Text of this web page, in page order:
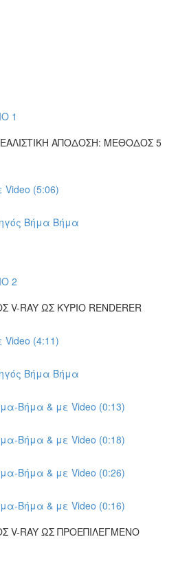
1
ΑΠΟΔΟΣΗ: ΜΕΘΟΔΟΣ 5
(5:06)
Βήμα Βήμα
2
V-RAY ΩΣ ΚΥΡΙΟ RENDERER
(4:11)
Βήμα Βήμα
Βήμα & με Video (0:13)
Βήμα & με Video (0:18)
Βήμα & με Video (0:26)
Βήμα & με Video (0:16)
V-RAY ΩΣ ΠΡΟΕΠΙΛΕΓΜΕΝΟ